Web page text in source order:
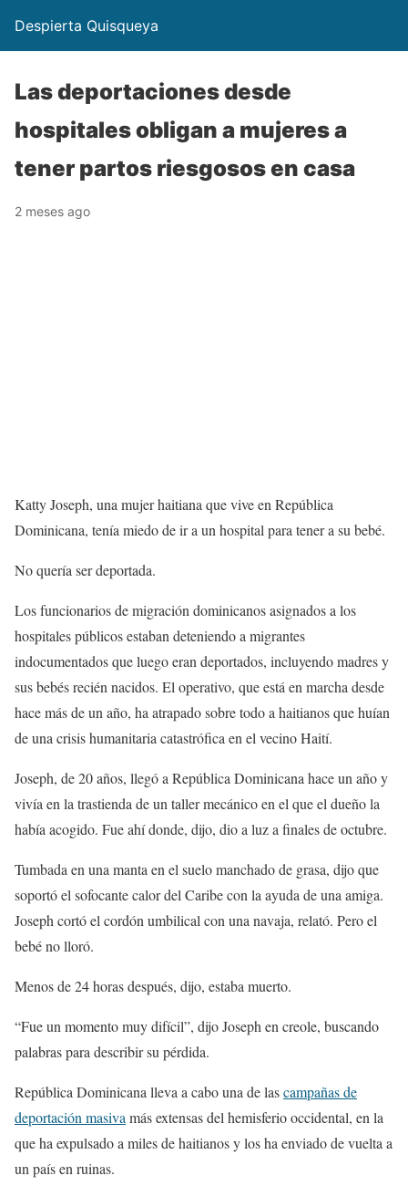
Despierta Quisqueya
Las deportaciones desde
hospitales obligan a mujeres a
tener partos riesgosos en casa
2 meses ago
Katty Joseph, una mujer haitiana que vive en República
Dominicana, tenía miedo de ir a un hospital para tener a su bebé.
No quería ser deportada.
Los funcionarios de migración dominicanos asignados a los
hospitales públicos estaban deteniendo a migrantes
indocumentados que luego eran deportados, incluyendo madres y
sus bebés recién nacidos. El operativo, que está en marcha desde
hace más de un año, ha atrapado sobre todo a haitianos que huían
de una crisis humanitaria catastrófica en el vecino Haití.
Joseph, de 20 años, llegó a República Dominicana hace un año y
vivía en la trastienda de un taller mecánico en el que el dueño la
había acogido. Fue ahí donde, dijo, dio a luz a finales de octubre.
Tumbada en una manta en el suelo manchado de grasa, dijo que
soportó el sofocante calor del Caribe con la ayuda de una amiga.
Joseph cortó el cordón umbilical con una navaja, relató. Pero el
bebé no lloró.
Menos de 24 horas después, dijo, estaba muerto.
“Fue un momento muy difícil”, dijo Joseph en creole, buscando
palabras para describir su pérdida.
República Dominicana lleva a cabo una de lascampañas de
deportación masivamás extensas del hemisferio occidental, en la
que ha expulsado a miles de haitianos y los ha enviado de vuelta a
un país en ruinas.